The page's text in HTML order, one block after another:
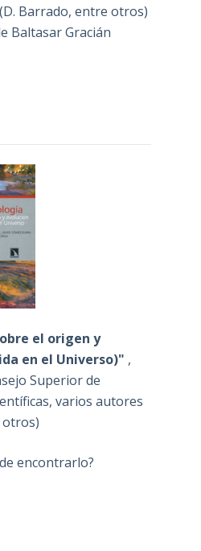
Barrado, entre otros)
Baltasar Gracián
el origen y
en el Universo)" ,
Superior de
varios autores
otros)
encontrarlo?